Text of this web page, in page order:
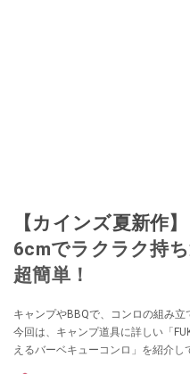
【カインズ夏新作
6cmでラクラク持
超簡単！
キャンプやBBQで、コンロの組み
今回は、キャンプ道具に詳しい「
えるバーベキューコンロ」を紹介し